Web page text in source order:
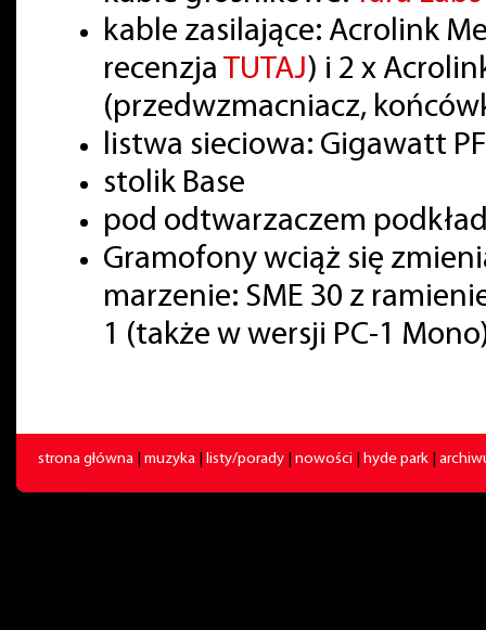
kable zasilające: Acrolink
recenzja
TUTAJ) i 2 x
(przedwzmacniacz,
listwa sieciowa: Gigawatt
stolik Base
pod odtwarzaczem
Gramofony wciąż się
marzenie: SME 30 z
1 (także w wersji PC-1
strona główna muzyka listy/porady nowości hyde park